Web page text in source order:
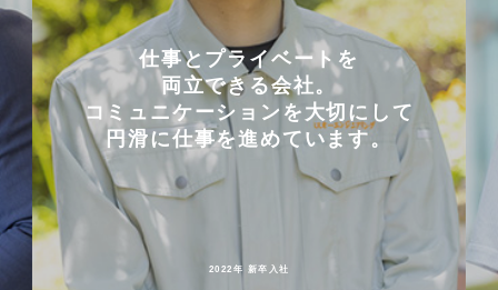
仕事とプライベートを
両立できる会社。
コミュニケーションを大切にして
円滑に仕事を進めています。
2022年 新卒入社